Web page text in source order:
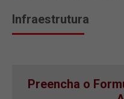
Infraestrutura
Preencha o